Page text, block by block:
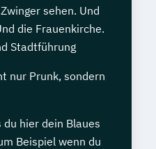
sehen. Und
die Frauenkirche.
Stadtführung
nur Prunk, sondern
du hier dein Blaues
Beispiel wenn du